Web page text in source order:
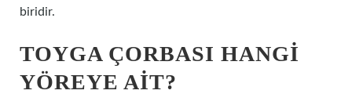
biridir.
TOYGA ÇORBASI HANGI
YÖREYE AIT?